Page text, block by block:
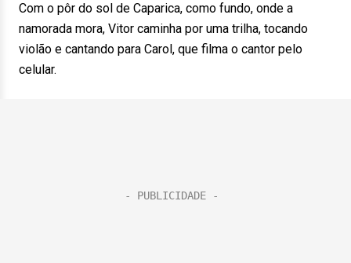
Com o pôr do sol de Caparica, como fundo, onde a
namorada mora, Vitor caminha por uma trilha, tocando
violão e cantando para Carol, que filma o cantor pelo
celular.